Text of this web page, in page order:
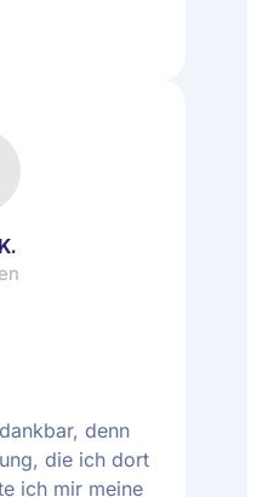
denn
die ich dort
ich mir meine